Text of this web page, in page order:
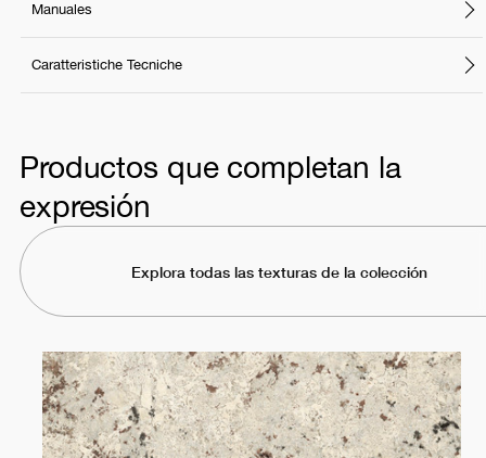
Manuales
Caratteristiche Tecniche
Productos que completan la
expresión
Explora todas las texturas de la colección